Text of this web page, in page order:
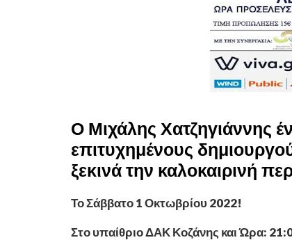
Ο Μιχάλης Χατζηγιάννης
επιτυχημένους
ξεκινά την καλοκαιρινή
Το Σάββατο 1 Οκτωβρίου 2022!
Στο υπαίθριο ΔΑΚ Κοζάνης και Ώρα: